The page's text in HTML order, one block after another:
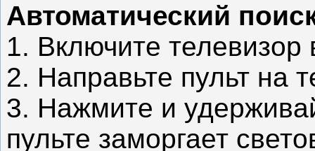
Автоматический
1. Включите телевизор
2. Направьте пульт на
3. Нажмите и
пульте заморгает